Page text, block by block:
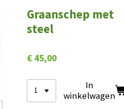
Graanschep met
steel
€ 45,00
In
winkelwagen